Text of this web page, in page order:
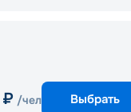
₽ /чел Выбрать